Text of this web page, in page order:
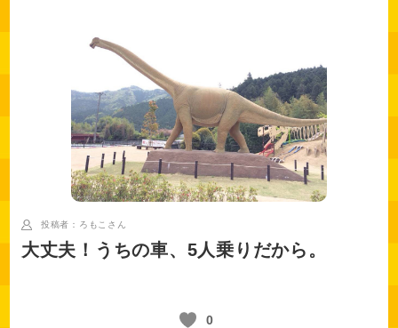
投稿者：ろもこ さん
大丈夫！うちの車、5人乗りだから。
0